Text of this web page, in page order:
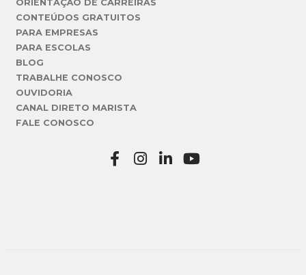
ORIENTAÇÃO DE CARREIRAS
CONTEÚDOS GRATUITOS
PARA EMPRESAS
PARA ESCOLAS
BLOG
TRABALHE CONOSCO
OUVIDORIA
CANAL DIRETO MARISTA
FALE CONOSCO